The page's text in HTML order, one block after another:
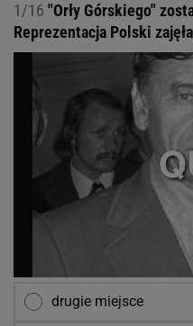
1/16 "Orły Górskiego"
Reprezentacja Polski
drugie miejsce